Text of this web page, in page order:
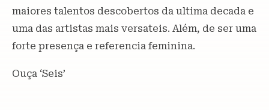
maiores talentos descobertos da ultima decada e
uma das artistas mais versateis. Além, de ser uma
forte presença e referencia feminina.
Ouça ‘Seis’